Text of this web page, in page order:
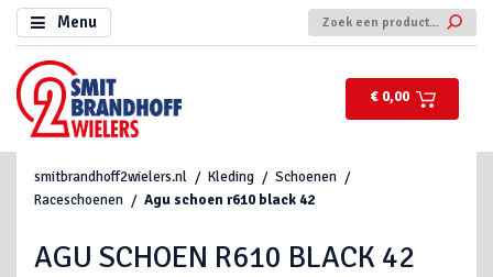
Menu
€ 0,00
smitbrandhoff2wielers.nl Kleding
Schoenen
Raceschoenen
Agu schoen r610 black 42
AGU SCHOEN R610 BLACK 42